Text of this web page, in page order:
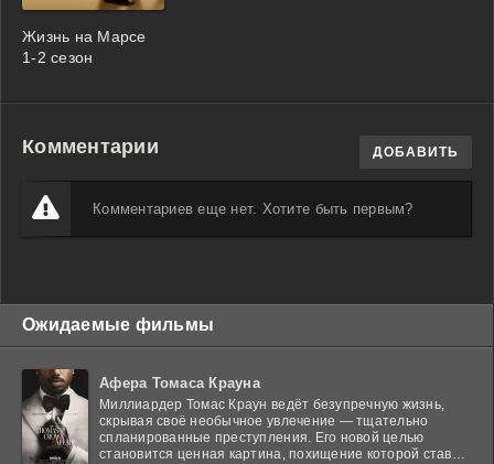
Жизнь на Марсе
1-2 сезон
Комментарии ДОБАВИТЬ
Комментариев еще нет. Хотите быть первым?
Ожидаемые фильмы
Афера Томаса Крауна
Миллиардер Томас Краун ведёт безупречную жизнь,
скрывая своё необычное увлечение — тщательно
спланированные преступления. Его новой целью
становится ценная картина, похищение которой ставит